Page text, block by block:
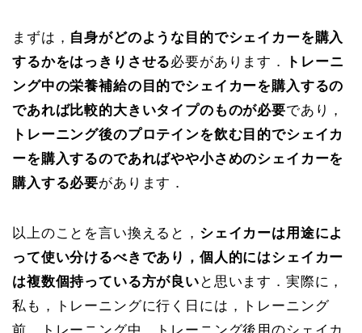
まずは， 自身がどのような目的でシェイカーを購入
するかをはっきりさせる必要があります．
トレーニ
ング中の栄養補給の目的でシェイカーを購入するの
であれば比較的大きいタイプのものが必要であり，
トレーニング後のプロテインを飲む目的でシェイカ
ーを購入するのであればやや小さめのシェイカーを
購入する必要があります．
以上のことを言い換えると， シェイカーは用途によ
って使い分けるべきであり，個人的にはシェイカー
は複数個持っている方が良い と思います．実際に，
私も，トレーニングに行く日には，トレーニング
前，トレーニング中，トレーニング後用のシェイカ